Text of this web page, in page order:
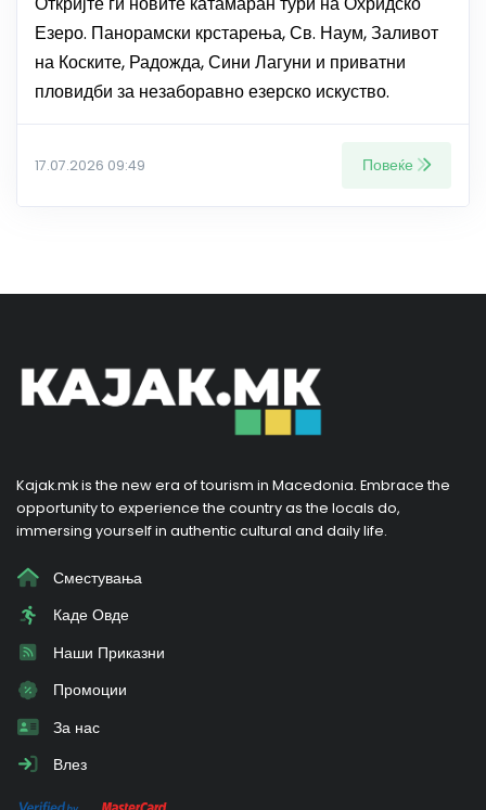
Езеро. Панорамски крстарења, Св. Наум, Заливот
на Коските, Радожда, Сини Лагуни и приватни
пловидби за незаборавно езерско искуство.
17.07.2026 09:49 Повеќе
Kajak.mk is the new era of tourism in Macedonia. Embrace the
opportunity to experience the country as the locals do,
immersing yourself in authentic cultural and daily life.
Сместувања
Каде Овде
Наши Приказни
Промоции
За нас
Влез